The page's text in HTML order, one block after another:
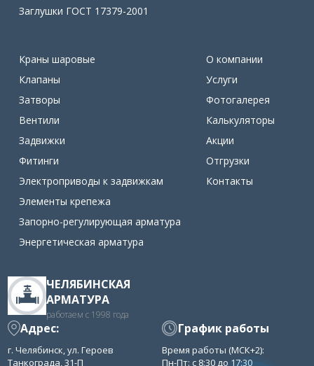
Заглушки ГОСТ 17379-2001
Краны шаровые
Клапаны
Затворы
Вентили
Задвижки
Фитинги
Электроприводы к задвижкам
Элементы крепежа
Запорно-регулирующая арматура
Энергетическая арматура
О компании
Услуги
Фотогалерея
Калькуляторы
Акции
Отгрузки
Контакты
ЧЕЛЯБИНСКАЯ
АРМАТУРА
работаем с 1998 года
Адрес:
г. Челябинск, ул. Героев
Танкограда, 31-П
График работы
Время работы (МСК+2):
Пн-Пт: с 8:30 до 17:30